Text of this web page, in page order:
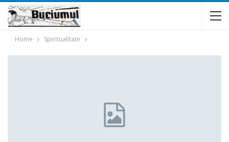
Home Spiritualitate